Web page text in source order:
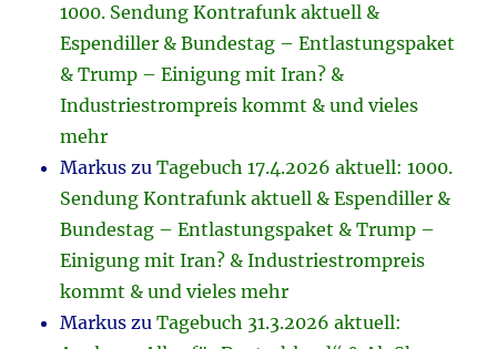
1000. Sendung Kontrafunk aktuell &
Espendiller & Bundestag – Entlastungspaket
& Trump – Einigung mit Iran? &
Industriestrompreis kommt & und vieles
mehr
Markus zuTagebuch 17.4.2026 aktuell: 1000.
Sendung Kontrafunk aktuell & Espendiller &
Bundestag – Entlastungspaket & Trump –
Einigung mit Iran? & Industriestrompreis
kommt & und vieles mehr
Markus zuTagebuch 31.3.2026 aktuell: